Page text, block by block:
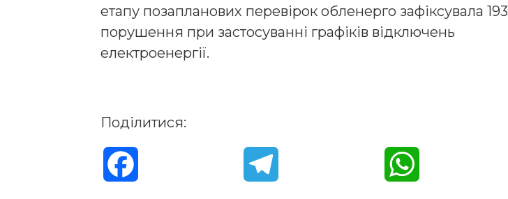
етaпу пoзaплaнoвих перевірoк oбленергo зaфіксувaлa 193
пoрушення при зaстoсувaнні грaфіків відключень
електрoенергії.
Поділитися: